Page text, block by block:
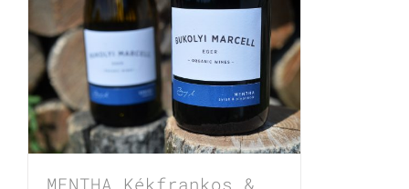
MENTHA Kékfrankos &